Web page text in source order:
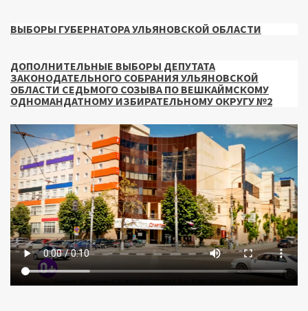
ВЫБОРЫ ГУБЕРНАТОРА УЛЬЯНОВСКОЙ ОБЛАСТИ
ДОПОЛНИТЕЛЬНЫЕ ВЫБОРЫ ДЕПУТАТА
ЗАКОНОДАТЕЛЬНОГО СОБРАНИЯ УЛЬЯНОВСКОЙ
ОБЛАСТИ СЕДЬМОГО СОЗЫВА ПО ВЕШКАЙМСКОМУ
ОДНОМАНДАТНОМУ ИЗБИРАТЕЛЬНОМУ ОКРУГУ №2